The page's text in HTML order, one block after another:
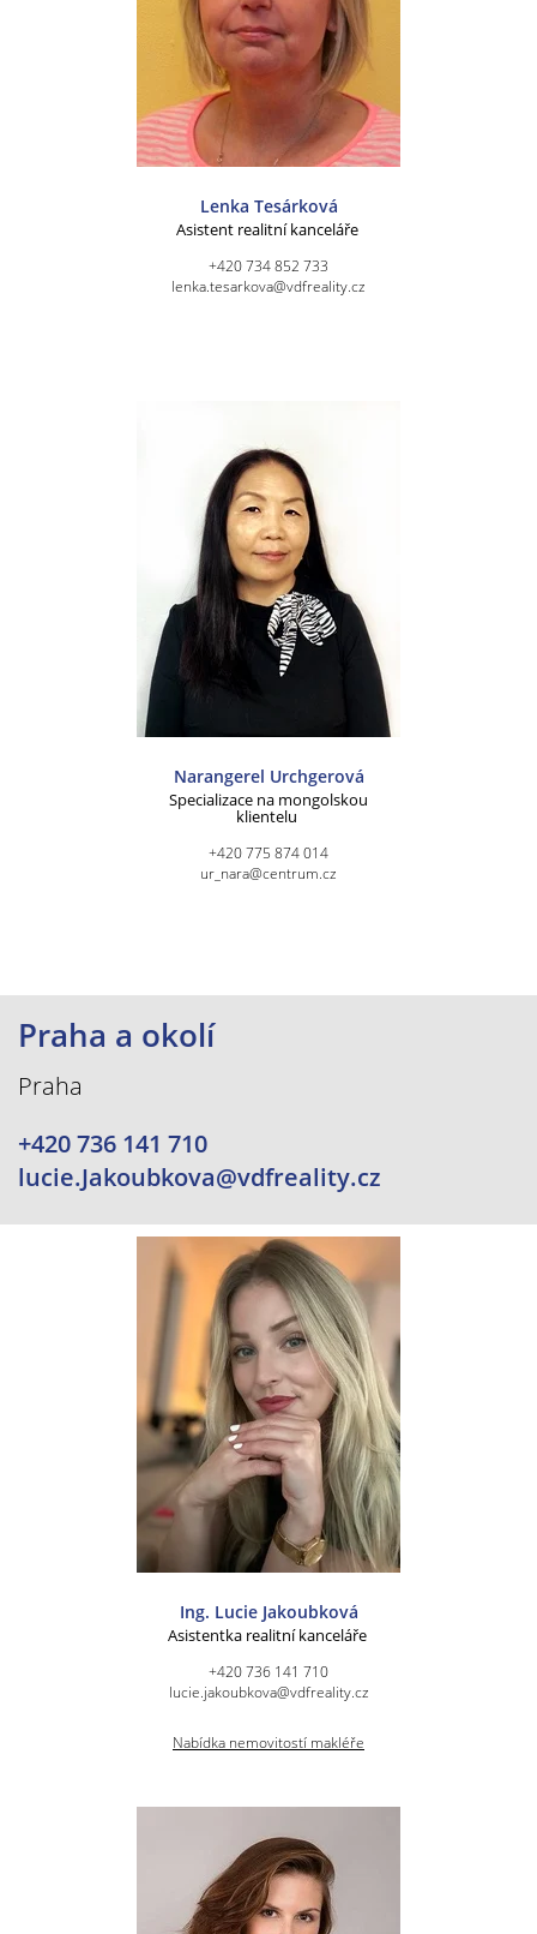
Lenka Tesárková
Asistent realitní kanceláře
+420 734 852 733
lenka.tesarkova@vdfreality.cz
Narangerel Urchgerová
Specializace na mongolskou
klientelu
+420 775 874 014
ur_nara@centrum.cz
Praha a okolí
Praha
+420 736 141 710
lucie.Jakoubkova@vdfreality.cz
Ing. Lucie Jakoubková
Asistentka realitní kanceláře
+420 736 141 710
lucie.jakoubkova@vdfreality.cz
Nabídka nemovitostí makléře